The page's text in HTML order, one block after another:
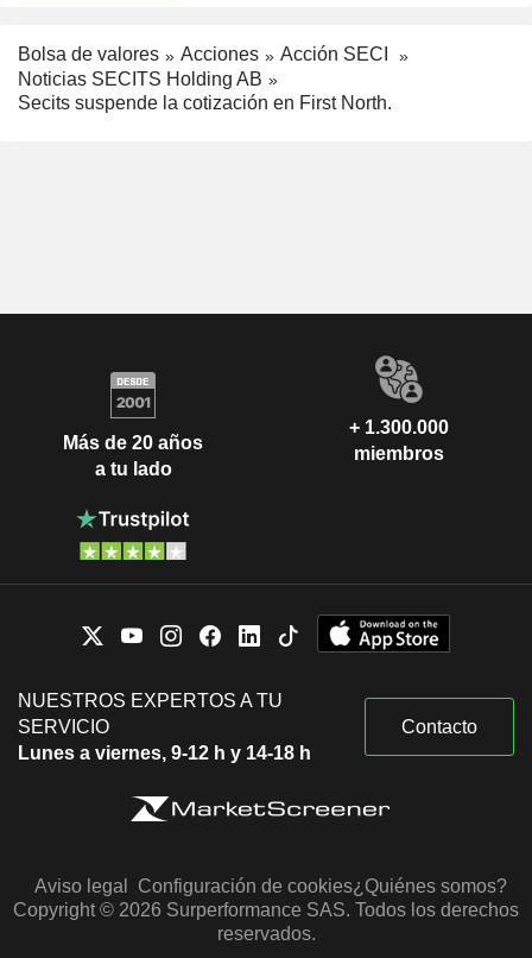
Bolsa de valores Acciones
Acción SECI
Noticias SECITS Holding AB
Secits suspende la cotización en First North.
Más de 20 años
a tu lado
+ 1.300.000
miembros
NUESTROS EXPERTOS A TU
SERVICIO
Lunes a viernes, 9-12 h y 14-18 h
Contacto
Aviso legal Configuración de cookies¿Quiénes somos?
Copyright © 2026 Surperformance SAS. Todos los derechos
reservados.